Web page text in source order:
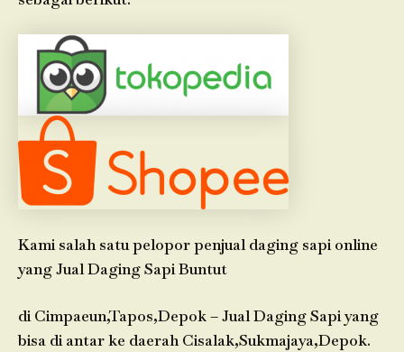
Kami salah satu pelopor penjual daging sapi online
yang Jual Daging Sapi Buntut
di Cimpaeun,Tapos,Depok – Jual Daging Sapi yang
bisa di antar ke daerah Cisalak,Sukmajaya,Depok.